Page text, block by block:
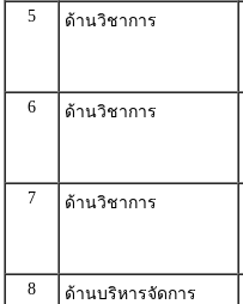
5 ด้านวิชาการ
6 ด้านวิชาการ
7 ด้านวิชาการ
8 ด้านบริหารจัดการ